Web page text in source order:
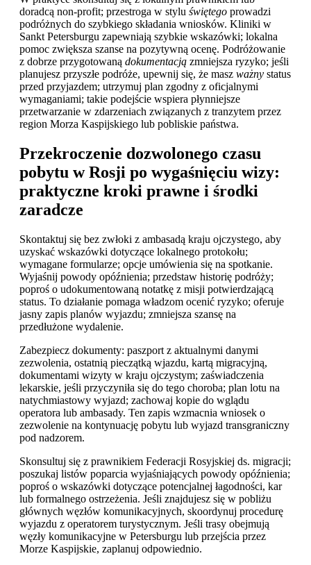
doradcą non-profit; przestroga w stylu świętego prowadzi
podróżnych do szybkiego składania wniosków. Kliniki w
Sankt Petersburgu zapewniają szybkie wskazówki; lokalna
pomoc zwiększa szanse na pozytywną ocenę. Podróżowanie
z dobrze przygotowaną dokumentacją zmniejsza ryzyko; jeśli
planujesz przyszłe podróże, upewnij się, że masz ważny status
przed przyjazdem; utrzymuj plan zgodny z oficjalnymi
wymaganiami; takie podejście wspiera płynniejsze
przetwarzanie w zdarzeniach związanych z tranzytem przez
region Morza Kaspijskiego lub pobliskie państwa.
Przekroczenie dozwolonego czasu
pobytu w Rosji po wygaśnięciu wizy:
praktyczne kroki prawne i środki
zaradcze
Skontaktuj się bez zwłoki z ambasadą kraju ojczystego, aby
uzyskać wskazówki dotyczące lokalnego protokołu;
wymagane formularze; opcje umówienia się na spotkanie.
Wyjaśnij powody opóźnienia; przedstaw historię podróży;
poproś o udokumentowaną notatkę z misji potwierdzającą
status. To działanie pomaga władzom ocenić ryzyko; oferuje
jasny zapis planów wyjazdu; zmniejsza szansę na
przedłużone wydalenie.
Zabezpiecz dokumenty: paszport z aktualnymi danymi
zezwolenia, ostatnią pieczątką wjazdu, kartą migracyjną,
dokumentami wizyty w kraju ojczystym; zaświadczenia
lekarskie, jeśli przyczyniła się do tego choroba; plan lotu na
natychmiastowy wyjazd; zachowaj kopie do wglądu
operatora lub ambasady. Ten zapis wzmacnia wniosek o
zezwolenie na kontynuację pobytu lub wyjazd transgraniczny
pod nadzorem.
Skonsultuj się z prawnikiem Federacji Rosyjskiej ds. migracji;
poszukaj listów poparcia wyjaśniających powody opóźnienia;
poproś o wskazówki dotyczące potencjalnej łagodności, kar
lub formalnego ostrzeżenia. Jeśli znajdujesz się w pobliżu
głównych węzłów komunikacyjnych, skoordynuj procedurę
wyjazdu z operatorem turystycznym. Jeśli trasy obejmują
węzły komunikacyjne w Petersburgu lub przejścia przez
Morze Kaspijskie, zaplanuj odpowiednio.